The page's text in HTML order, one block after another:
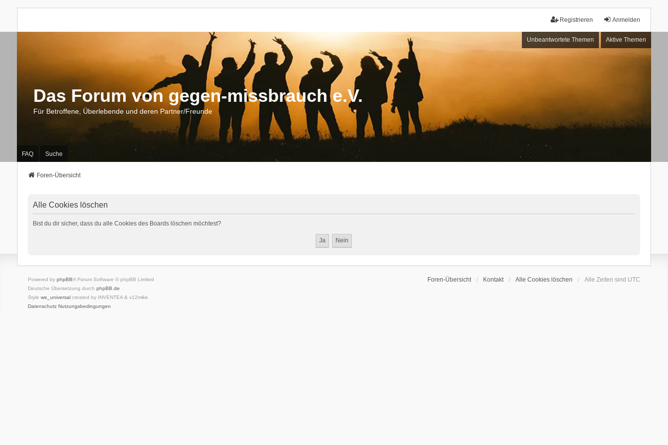
Anmelden
Registrieren
Unbeantwortete Themen Aktive Themen
Das Forum von gegen-missbrauch e.V.
Für Betroffene, Überlebende und deren Partner/Freunde
FAQ Suche
Foren-Übersicht
Alle Cookies löschen
Bist du dir sicher, dass du alle Cookies des Boards löschen möchtest?
Foren-Übersicht Kontakt Alle Cookies löschen Alle Zeiten sind UTC
Powered by phpBB® Forum Software © phpBB Limited
Deutsche Übersetzung durch phpBB.de
Style we_universalcreated by INVENTEA & v12mike
Datenschutz Nutzungsbedingungen